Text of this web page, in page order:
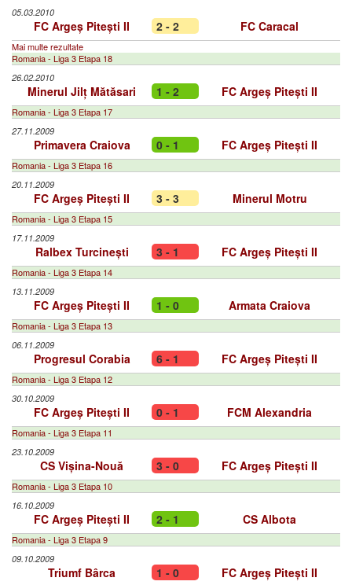
05.03.2010
FC Argeș Pitești II 2 - 2 FC Caracal
Mai multe rezultate
Romania - Liga 3 Etapa 18
26.02.2010
Minerul Jilț Mătăsari 1 - 2 FC Argeș Pitești II
Romania - Liga 3 Etapa 17
27.11.2009
Primavera Craiova 0 - 1 FC Argeș Pitești II
Romania - Liga 3 Etapa 16
20.11.2009
FC Argeș Pitești II 3 - 3 Minerul Motru
Romania - Liga 3 Etapa 15
17.11.2009
Ralbex Turcinești 3 - 1 FC Argeș Pitești II
Romania - Liga 3 Etapa 14
13.11.2009
FC Argeș Pitești II 1 - 0 Armata Craiova
Romania - Liga 3 Etapa 13
06.11.2009
Progresul Corabia 6 - 1 FC Argeș Pitești II
Romania - Liga 3 Etapa 12
30.10.2009
FC Argeș Pitești II 0 - 1 FCM Alexandria
Romania - Liga 3 Etapa 11
23.10.2009
CS Vișina-Nouă 3 - 0 FC Argeș Pitești II
Romania - Liga 3 Etapa 10
16.10.2009
FC Argeș Pitești II 2 - 1 CS Albota
Romania - Liga 3 Etapa 9
09.10.2009
Triumf Bârca 1 - 0 FC Argeș Pitești II